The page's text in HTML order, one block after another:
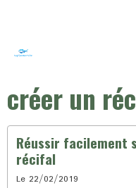
créer un
Réussir facilement
récifal
Le 22/02/2019